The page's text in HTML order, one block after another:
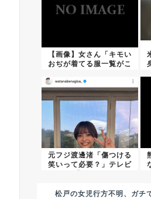
【画像】女さん「キモい
おぢが着てる服一覧がこ
元フジ渡邊渚「傷つける
笑いって必要？」テレビ
松戸の女児行方不明、ガチ